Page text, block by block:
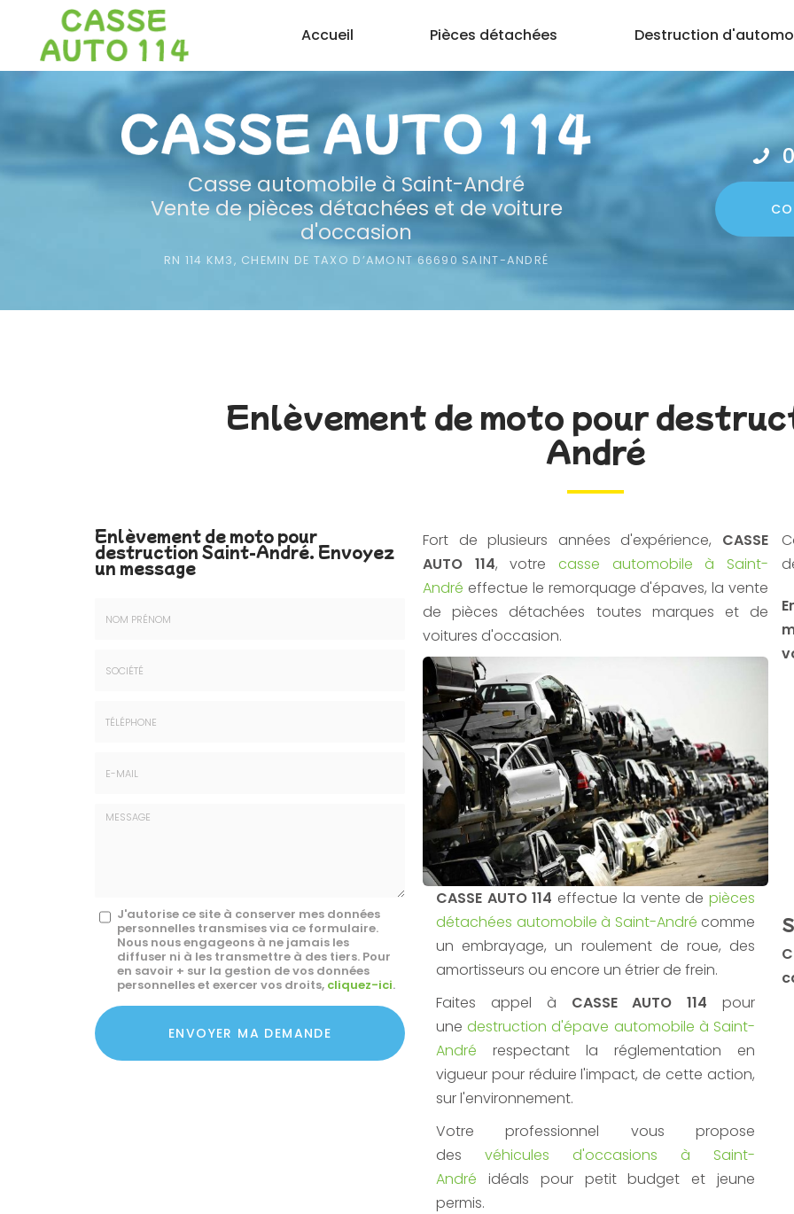
contenu
Accueil Pièces détachées Destruction
Casse automobile à Saint-André
Vente de pièces détachées et de voiture
d'occasion
RN 114 KM3, CHEMIN DE TAXO D’AMONT 66690 SAINT-ANDRÉ
Enlèvement de moto pour
André
Enlèvement de moto pour
destruction Saint-André. Envoyez
un message
Message
J'autorise ce site à conserver mes données
personnelles transmises via ce formulaire.
Nous nous engageons à ne jamais les
diffuser ni à les transmettre à des tiers. Pour
en savoir + sur la gestion de vos données
personnelles et exercer vos droits, cliquez-ici.
Acceptation
RGPD
*
ENVOYER MA DEMANDE
Fort de plusieurs années d'expérience, CASSE
AUTO 114, votrecasse automobile à Saint-
André effectue le remorquage d'épaves, la vente
de pièces détachées toutes marques et de
voitures d'occasion.
CASSE AUTO 114 effectue la vente depièces
détachées automobile à Saint-André comme
un embrayage, un roulement de roue, des
amortisseurs ou encore un étrier de frein.
Faites appel à CASSE AUTO 114 pour
unedestruction d'épave automobile à Saint-
André respectant la réglementation en
vigueur pour réduire l'impact, de cette action,
sur l'environnement.
Votre professionnel vous propose
des véhicules d'occasions à Saint-
André idéals pour petit budget et jeune
permis.